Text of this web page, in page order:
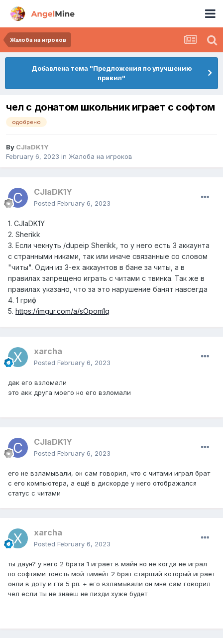
Жалоба на игроков
Добавлена тема "Предложения по улучшению
правил"
чел c донатом школьник играет с софтом
одобрено
By CJlaDK1Y
February 6, 2023 in Жалоба на игроков
CJlaDK1Y
Posted February 6, 2023
1. CJlaDK1Y
2. Sherikk
3. Если чекнуть /dupeip Sherikk, то у него есть 3 аккаунта
с странными никами, так или иначе связанные со словом
"читы". Один из 3-ех аккаунтов в бане за читы, а в
правилах запрещено играть с читами с твинка. Так же в
правилах указано, что за это нарушение банят навсегда
4. 1 гриф
5. https://imgur.com/a/sOpom1q
xarcha
Posted February 6, 2023
дак его взломали
это акк друга моего но его взломали
CJlaDK1Y
Posted February 6, 2023
его не взламывали, он сам говорил, что с читами играл брат
с его компьютера, а ещё в дискорде у него отображался
статус с читами
xarcha
Posted February 6, 2023
ты даун? у него 2 брата 1 играет в майн но не когда не играл
по софтами тоесть мой тимейт 2 брат старший который играет
онли в доту и гта 5 рп. + его взламывали он мне сам говорил
чел если ты не знаеш не пизди хуже будет